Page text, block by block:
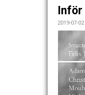
2019-07-